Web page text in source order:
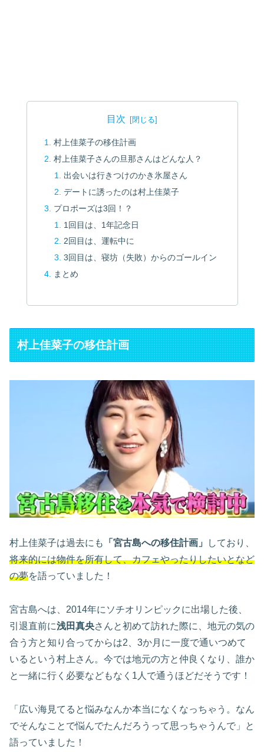
目次
村上佳菜子の移住計画
村上佳菜子さんの旦那さんはどんな人？
出会いは行きつけのかき氷屋さん
デートに誘ったのは村上佳菜子
プロポーズは3回！？
1回目は、1年記念日
2回目は、運転中に
3回目は、寝坊（失敗）からのゴールイン
まとめ
村上佳菜子の移住計画
村上佳菜子は過去にも 「宮古島への移住計画」
しており、
将来的には物件を所有して、カフェやったりしたいとなど
の夢を語っていました！
宮古島へは、2014年にソチオリンピックに出場した後、
引退直前に浅田真央さんと初めて訪れた際に、地元の気の
合う方と知り合ってからは2、3か月に一度で通いつめて
いるという村上さん。今では地元の方と仲良くなり、誰か
と一緒に行く必要などもなく1人で通うほどだそうです！
「広い海見てると悩みなんか本当になくなっちゃう。なん
でそんなことで悩んでたんだろうって思っちゃうんで」と
語っていました！